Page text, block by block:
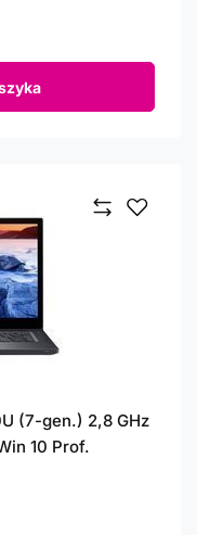
(7-gen.) 2,8 GHz
10 Prof.